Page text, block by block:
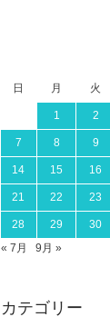
日 月 火
1 2
7 8 9
14 15 16
21 22 23
28 29 30
« 7月
9月 »
カテゴリー